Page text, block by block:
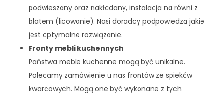
podwieszany oraz nakładany, instalacja na równi z
blatem (licowanie). Nasi doradcy podpowiedzą jakie
jest optymalne rozwiązanie.
Fronty mebli kuchennych
Państwa meble kuchenne mogą być unikalne.
Polecamy zamówienie u nas frontów ze spieków
kwarcowych. Mogą one być wykonane z tych